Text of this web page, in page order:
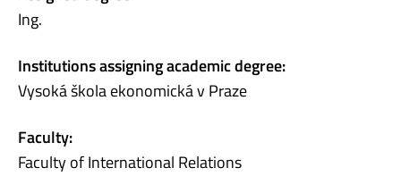
Ing.
Institutions assigning academic degree:
Vysoká škola ekonomická v Praze
Faculty:
Faculty of International Relations